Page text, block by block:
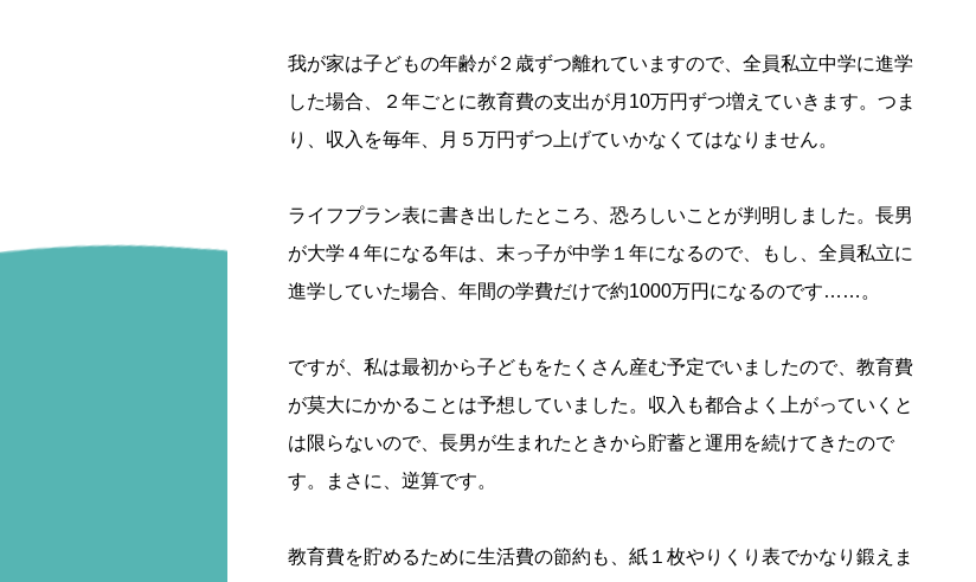
我が家は子どもの年齢が２歳ずつ離れていますので、全員私立中学に進学
した場合、２年ごとに教育費の支出が月10万円ずつ増えていきます。つま
り、収入を毎年、月５万円ずつ上げていかなくてはなりません。
ライフプラン表に書き出したところ、恐ろしいことが判明しました。長男
が大学４年になる年は、末っ子が中学１年になるので、もし、全員私立に
進学していた場合、年間の学費だけで約1000万円になるのです……。
ですが、私は最初から子どもをたくさん産む予定でいましたので、教育費
が莫大にかかることは予想していました。収入も都合よく上がっていくと
は限らないので、長男が生まれたときから貯蓄と運用を続けてきたので
す。まさに、逆算です。
教育費を貯めるために生活費の節約も、紙１枚やりくり表でかなり鍛えま